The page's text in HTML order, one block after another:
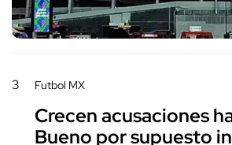
3 Futbol MX
Crecen acusaciones
Bueno por supuesto